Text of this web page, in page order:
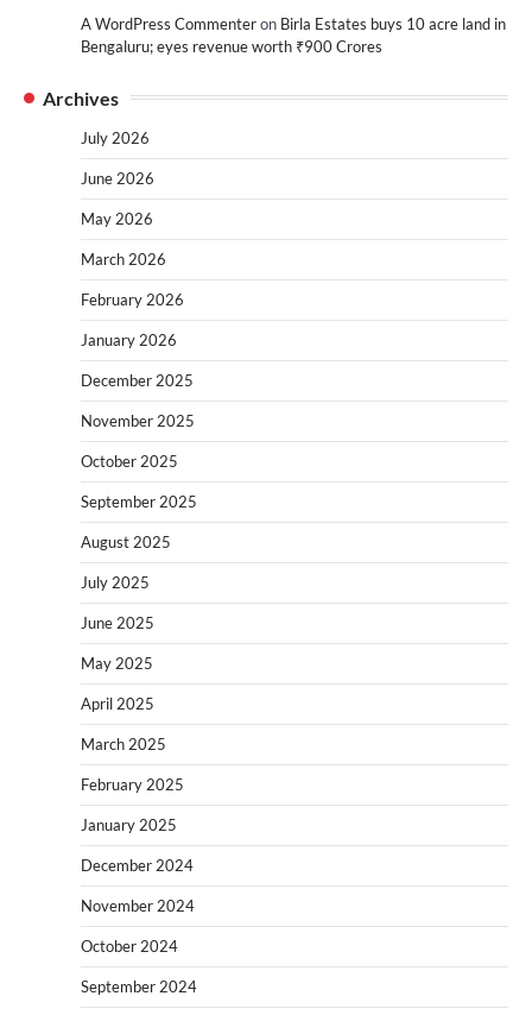
A WordPress Commenteron Birla Estates buys 10 acre land in
Bengaluru; eyes revenue worth ₹900 Crores
Archives
July 2026
June 2026
May 2026
March 2026
February 2026
January 2026
December 2025
November 2025
October 2025
September 2025
August 2025
July 2025
June 2025
May 2025
April 2025
March 2025
February 2025
January 2025
December 2024
November 2024
October 2024
September 2024